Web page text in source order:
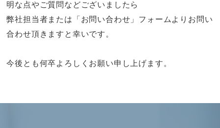
明な点やご質問などございましたら
弊社担当者または「お問い合わせ」フォームよりお問い
合わせ頂きますと幸いです。
今後とも何卒よろしくお願い申し上げます。